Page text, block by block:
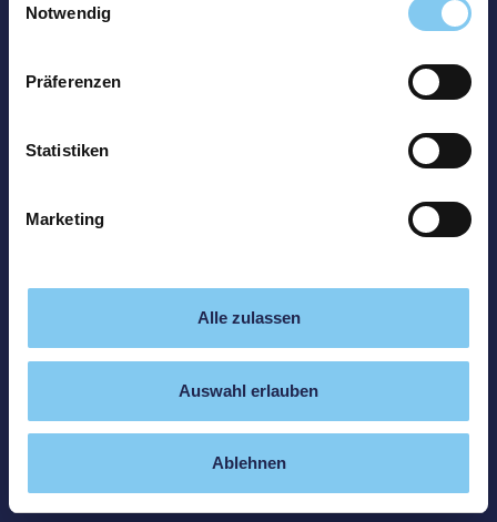
Notwendig
Präferenzen
Statistiken
Marketing
Alle zulassen
Auswahl erlauben
Ablehnen